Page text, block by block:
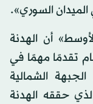
السوري».
أن الهدنة
تقدمًا مهمًا في
الشمالية
حققه الهدنة